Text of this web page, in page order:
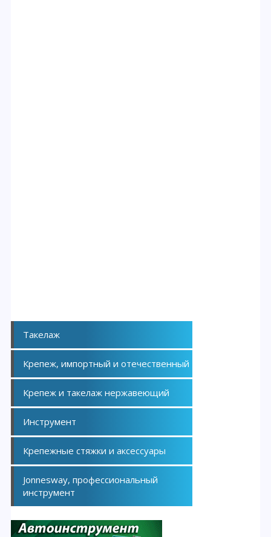
Такелаж
Крепеж, импортный и отечественный
Крепеж и такелаж нержавеющий
Инструмент
Крепежные стяжки и аксессуары
Jonnesway, профессиональный
инструмент